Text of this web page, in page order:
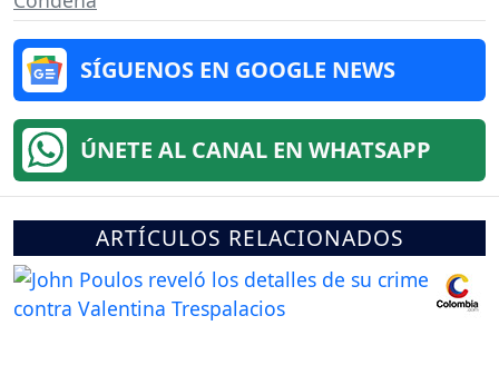
SÍGUENOS EN GOOGLE NEWS
ÚNETE AL CANAL EN WHATSAPP
ARTÍCULOS RELACIONADOS